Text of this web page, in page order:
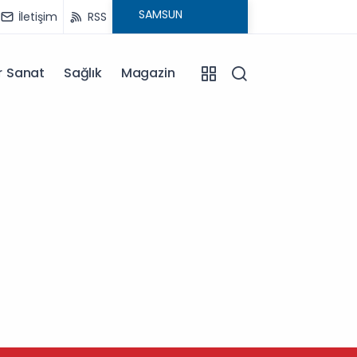
İletişim RSS
Sanat Sağlık Magazin